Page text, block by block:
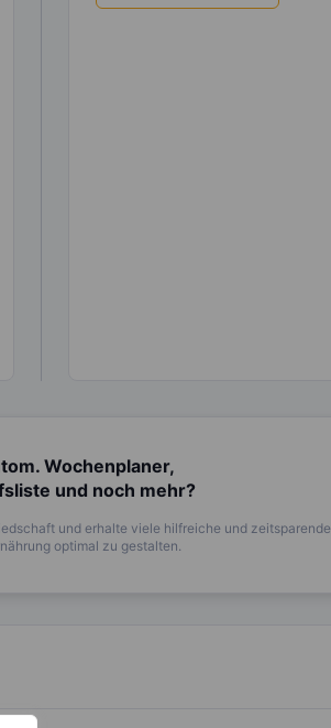
Wochenplaner,
und noch mehr?
und erhalte viele hilfreiche und zeitsparende
optimal zu gestalten.